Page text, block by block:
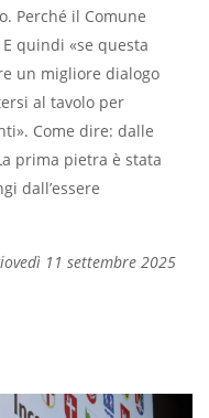
Perché il Comune
quindi «se questa
un migliore dialogo
al tavolo per
Come dire: dalle
prima pietra è stata
dall’essere
11 settembre 2025